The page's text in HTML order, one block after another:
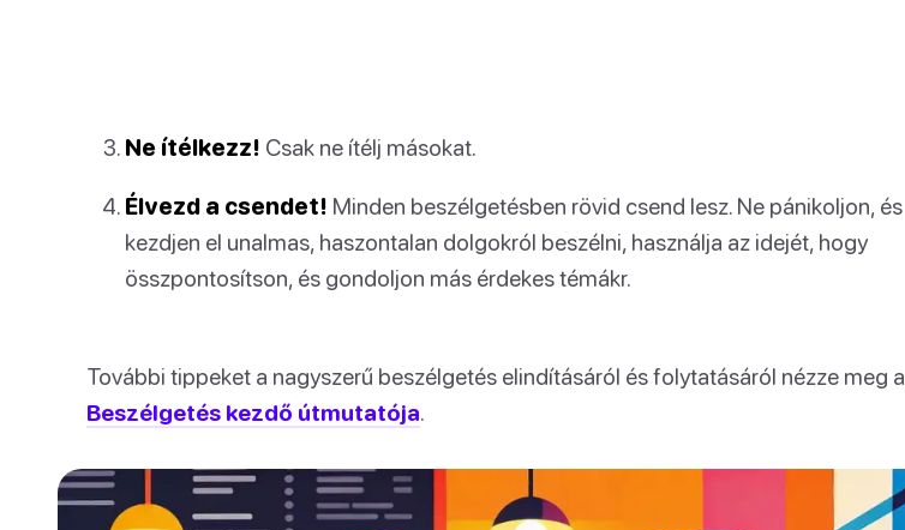
Ne ítélkezz! Csak ne ítélj másokat.
Élvezd a csendet! Minden beszélgetésben rövid csend lesz. Ne pánikoljon, és
kezdjen el unalmas, haszontalan dolgokról beszélni, használja az idejét, hogy
összpontosítson, és gondoljon más érdekes témákr.
További tippeket a nagyszerű beszélgetés elindításáról és folytatásáról nézze meg a
Beszélgetés kezdő útmutatója